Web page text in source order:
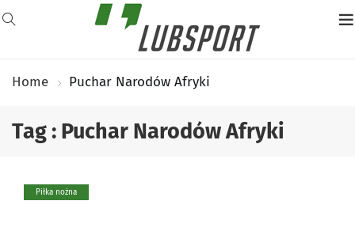
Home Puchar Narodów Afryki
Tag : Puchar Narodów Afryki
Piłka nożna